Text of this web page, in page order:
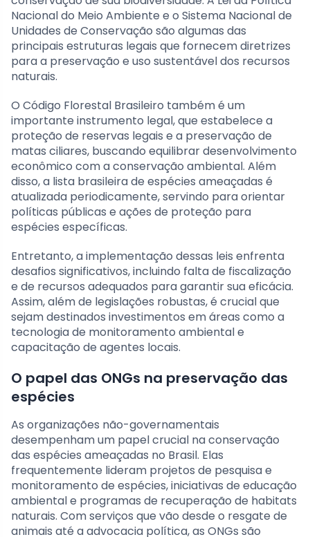
Nacional do Meio Ambiente e o Sistema Nacional de
Unidades de Conservação são algumas das
principais estruturas legais que fornecem diretrizes
para a preservação e uso sustentável dos recursos
naturais.
O Código Florestal Brasileiro também é um
importante instrumento legal, que estabelece a
proteção de reservas legais e a preservação de
matas ciliares, buscando equilibrar desenvolvimento
econômico com a conservação ambiental. Além
disso, a lista brasileira de espécies ameaçadas é
atualizada periodicamente, servindo para orientar
políticas públicas e ações de proteção para
espécies específicas.
Entretanto, a implementação dessas leis enfrenta
desafios significativos, incluindo falta de fiscalização
e de recursos adequados para garantir sua eficácia.
Assim, além de legislações robustas, é crucial que
sejam destinados investimentos em áreas como a
tecnologia de monitoramento ambiental e
capacitação de agentes locais.
O papel das ONGs na preservação das
espécies
As organizações não-governamentais
desempenham um papel crucial na conservação
das espécies ameaçadas no Brasil. Elas
frequentemente lideram projetos de pesquisa e
monitoramento de espécies, iniciativas de educação
ambiental e programas de recuperação de habitats
naturais. Com serviços que vão desde o resgate de
animais até a advocacia política, as ONGs são